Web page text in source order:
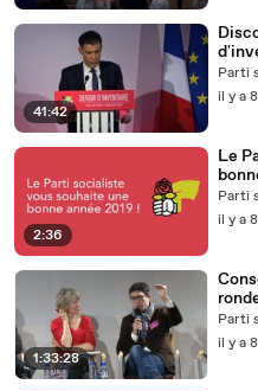
41:42
Parti
il y a
2:36
Le
Parti
il y a
1:33:28
Parti
il y a